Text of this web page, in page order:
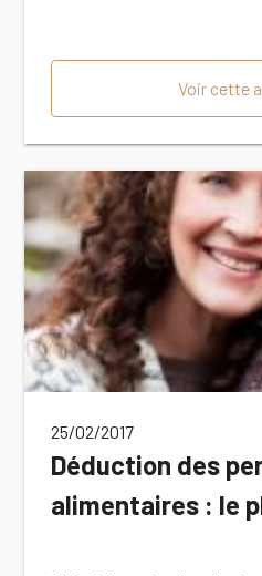
Voir cette
25/02/2017
Déduction des
alimentaires : le